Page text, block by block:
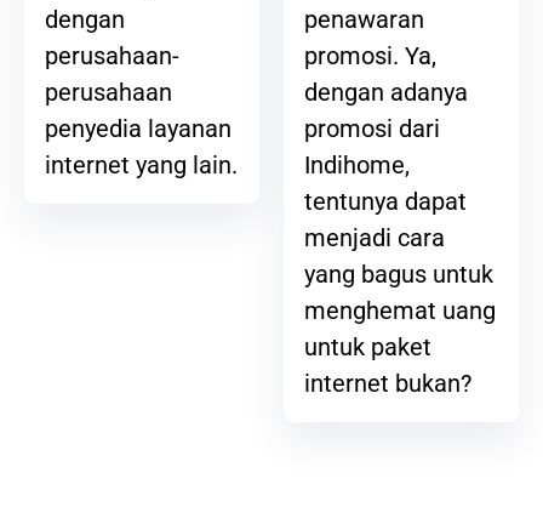
dengan
perusahaan-
perusahaan
penyedia layanan
internet yang lain.
penawaran
promosi. Ya,
dengan adanya
promosi dari
Indihome,
tentunya dapat
menjadi cara
yang bagus untuk
menghemat uang
untuk paket
internet bukan?